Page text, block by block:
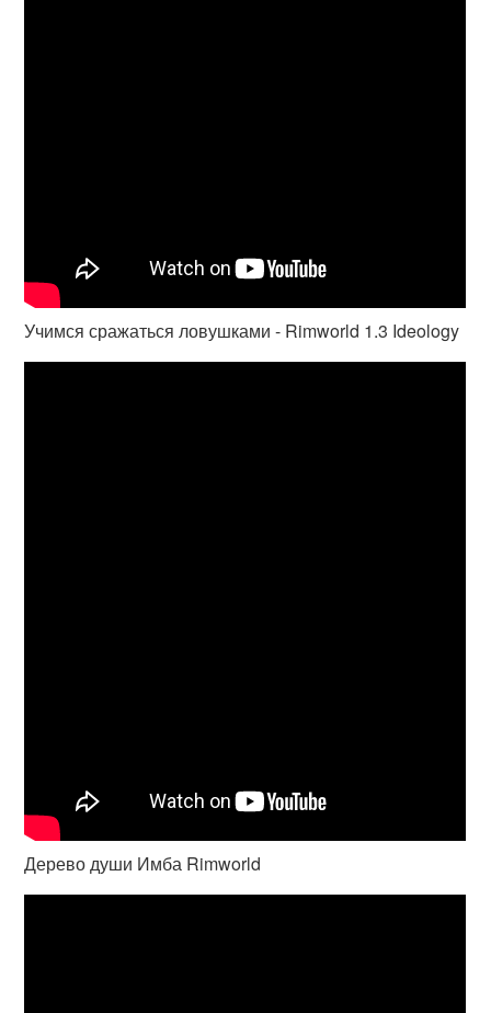
Учимся сражаться ловушками - Rimworld 1.3 Ideology
Дерево души Имба Rimworld